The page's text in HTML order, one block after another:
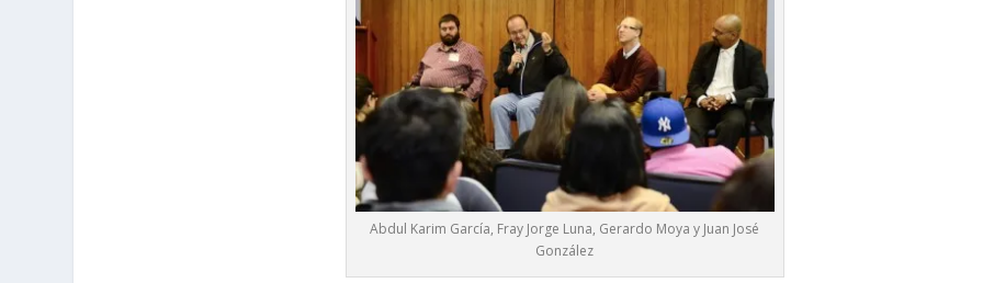
Abdul Karim García, Fray Jorge Luna, Gerardo Moya y Juan José
González